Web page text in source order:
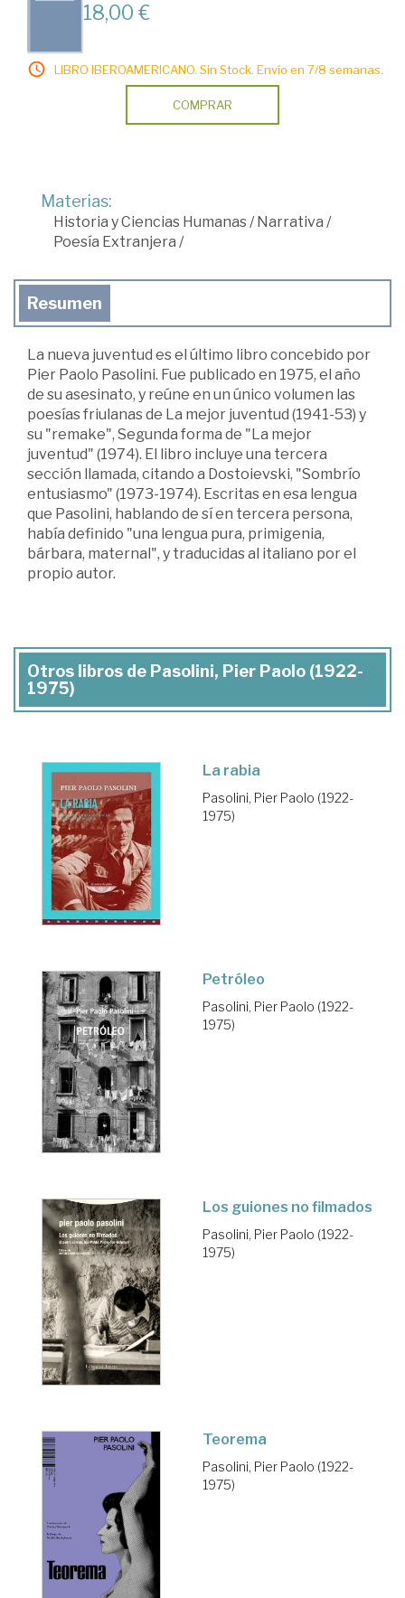
18,00 €
LIBRO IBEROAMERICANO. Sin Stock. Envío en 7/8 semanas.
COMPRAR
Materias:
Historia y Ciencias Humanas/Narrativa /
Poesía Extranjera /
Resumen
La nueva juventud es el último libro concebido por
Pier Paolo Pasolini. Fue publicado en 1975, el año
de su asesinato, y reúne en un único volumen las
poesías friulanas de La mejor juventud (1941-53) y
su "remake", Segunda forma de "La mejor
juventud" (1974). El libro incluye una tercera
sección llamada, citando a Dostoievski, "Sombrío
entusiasmo" (1973-1974). Escritas en esa lengua
que Pasolini, hablando de sí en tercera persona,
había definido "una lengua pura, primigenia,
bárbara, maternal", y traducidas al italiano por el
propio autor.
Otros libros de Pasolini, Pier Paolo (1922-
1975)
La rabia
Pasolini, Pier Paolo (1922-
1975)
Petróleo
Pasolini, Pier Paolo (1922-
1975)
Los guiones no filmados
Pasolini, Pier Paolo (1922-
1975)
Teorema
Pasolini, Pier Paolo (1922-
1975)